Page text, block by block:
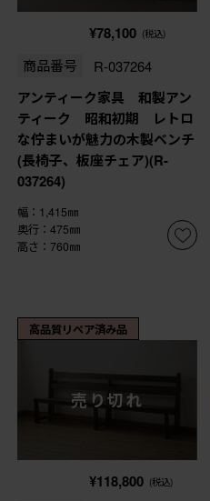
¥78,100 (税込)
商品番号 R-037264
アンティーク家具 和製アン
ティーク 昭和初期 レトロ
な佇まいが魅力の木製ベンチ
(長椅子、板座チェア)(R-
037264)
幅：1,415㎜
奥行：475㎜
高さ：760㎜
高品質リペア済み品
売り切れ
¥118,800 (税込)